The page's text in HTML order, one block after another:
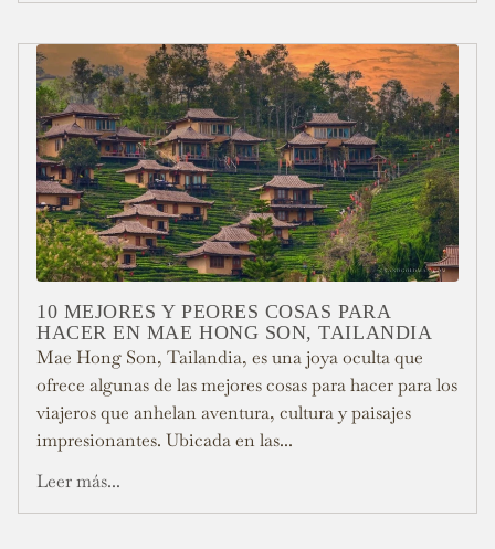
10 MEJORES Y PEORES COSAS PARA
HACER EN MAE HONG SON, TAILANDIA
Mae Hong Son, Tailandia, es una joya oculta que
ofrece algunas de las mejores cosas para hacer para los
viajeros que anhelan aventura, cultura y paisajes
impresionantes. Ubicada en las...
Leer más...